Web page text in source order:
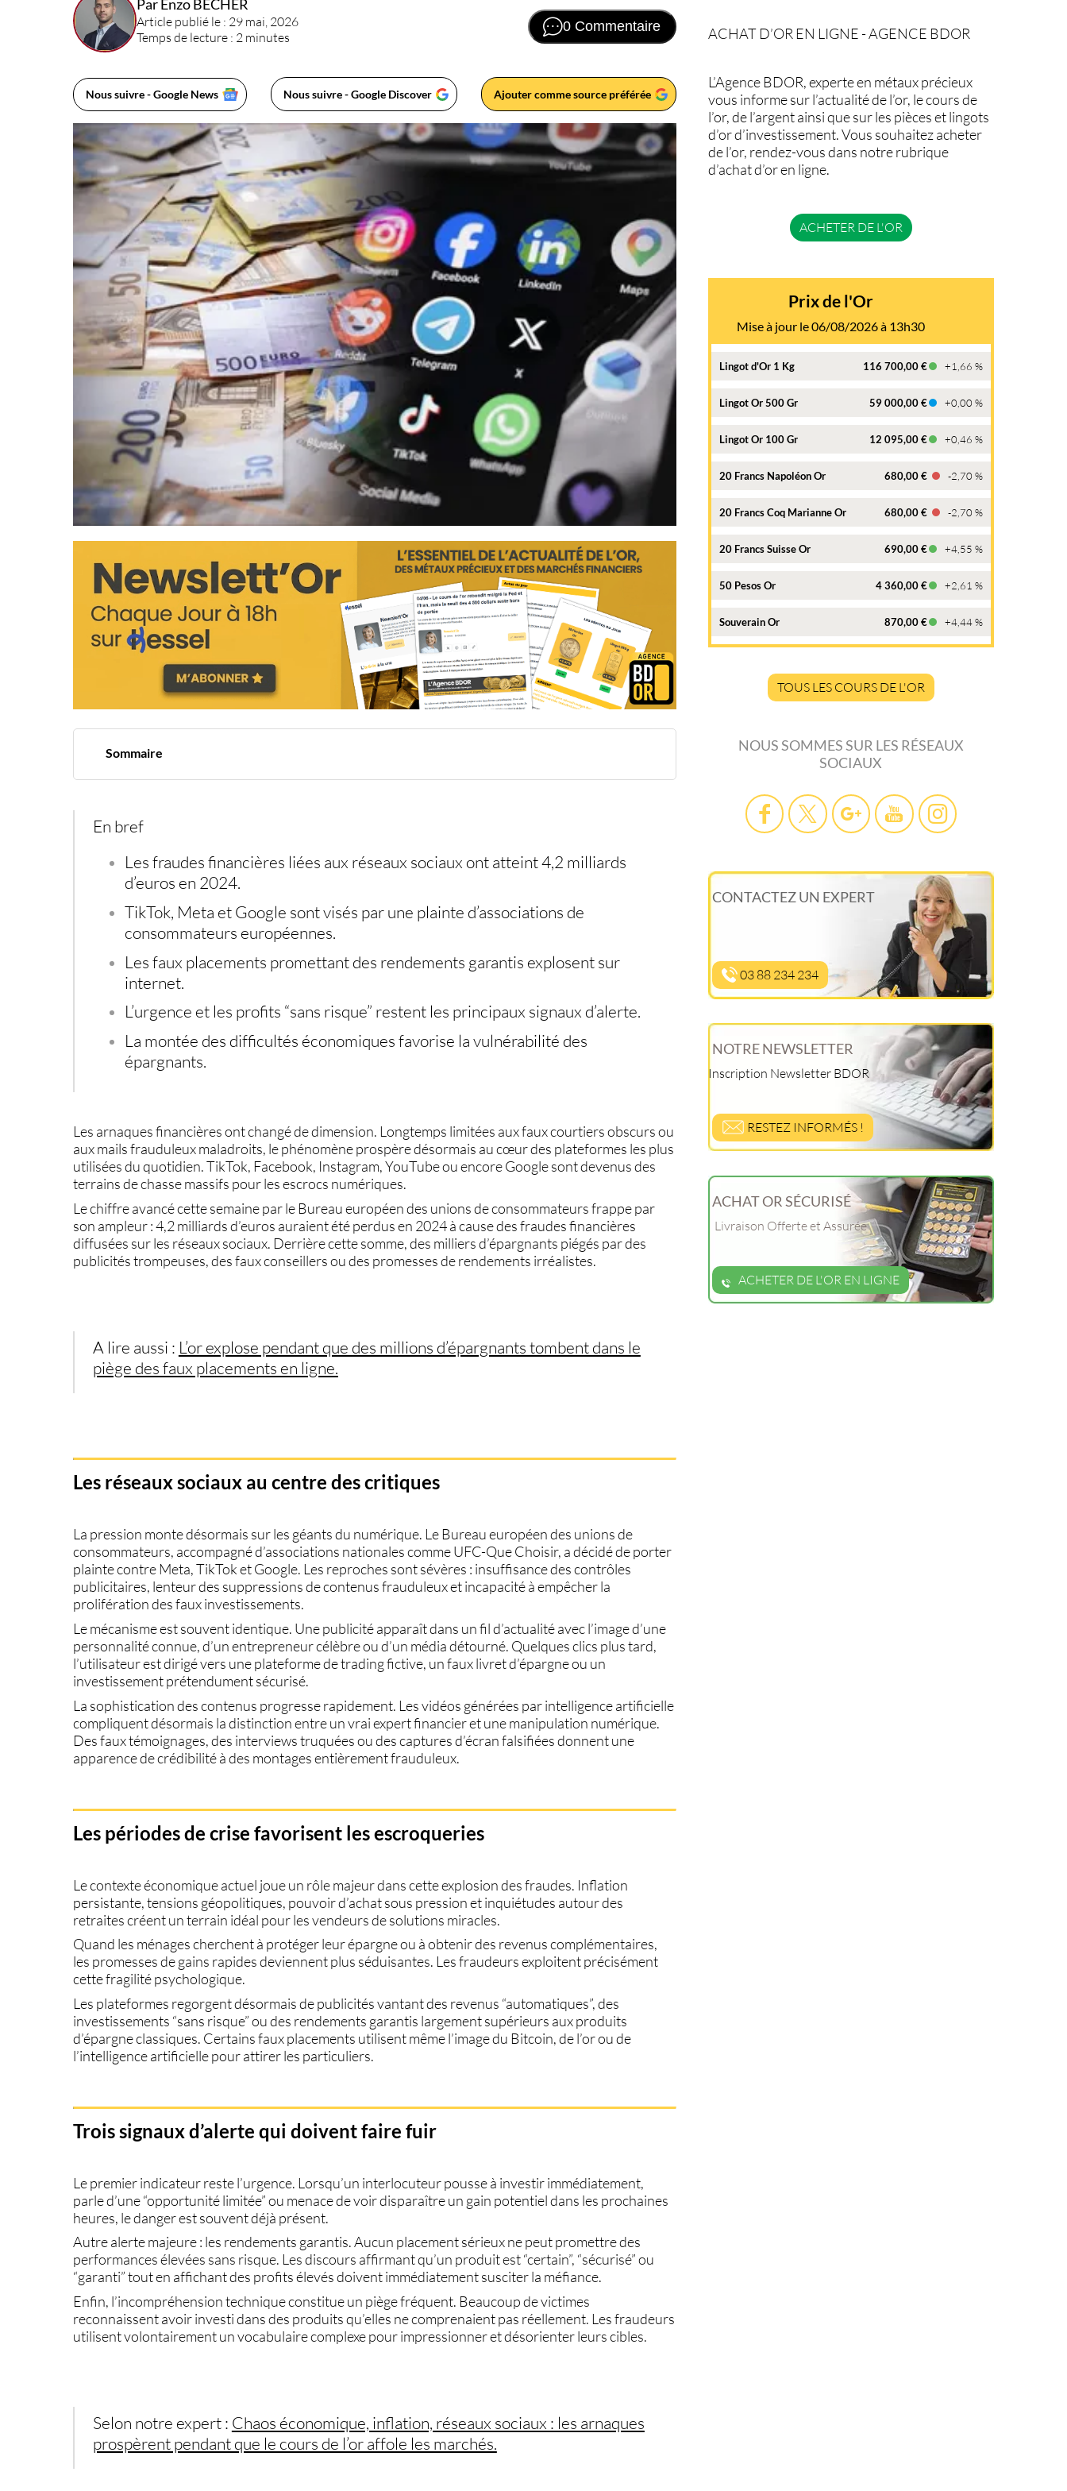
Par Enzo BECHER
Article publié le : 29 mai, 2026
Temps de lecture : 2 minutes
0 Commentaire
Nous suivre - Google News Nous suivre - Google Discover Ajouter comme source préférée
Sommaire
Une bataille devenue politique et économique
En bref
Les fraudes financières liées aux réseaux sociaux ont atteint 4,2 milliards
d’euros en 2024.
TikTok, Meta et Google sont visés par une plainte d’associations de
consommateurs européennes.
Les faux placements promettant des rendements garantis explosent sur
internet.
L’urgence et les profits “sans risque” restent les principaux signaux d’alerte.
La montée des difficultés économiques favorise la vulnérabilité des
épargnants.
Les arnaques financièresont changé de dimension. Longtemps limitées aux faux courtiers obscurs ou
aux mails frauduleux maladroits, le phénomène prospère désormais au cœur des plateformes les plus
utilisées du quotidien. TikTok, Facebook, Instagram, YouTube ou encore Google sont devenus des
terrains de chasse massifs pour les escrocs numériques.
Le chiffre avancé cette semaine par le Bureau européen des unions de consommateurs frappe par
son ampleur : 4,2 milliards d’euros auraient été perdus en 2024 à cause des fraudes financières
diffusées sur les réseaux sociaux. Derrière cette somme, des milliers d’épargnants piégés par des
publicités trompeuses, des faux conseillers ou des promesses de rendements irréalistes.
A lire aussi : L’or explose pendant que des millions d’épargnants tombent dans le
piège des faux placements en ligne.
Les réseaux sociaux au centre des critiques
La pression monte désormais sur les géants du numérique. Le Bureau européen des unions de
consommateurs, accompagné d’associations nationales comme UFC-Que Choisir, a décidé de porter
plainte contre Meta, TikTok et Google. Les reproches sont sévères : insuffisance des contrôles
publicitaires, lenteur des suppressions de contenus frauduleux et incapacité à empêcher la
prolifération des faux investissements.
Le mécanisme est souvent identique. Une publicité apparaît dans un fil d’actualité avec l’image d’une
personnalité connue, d’un entrepreneur célèbre ou d’un média détourné. Quelques clics plus tard,
l’utilisateur est dirigé vers une plateforme de trading fictive, un faux livret d’épargne ou un
investissement prétendument sécurisé.
La sophistication des contenus progresse rapidement. Les vidéos générées par intelligence artificielle
compliquent désormais la distinction entre un vrai expert financier et une manipulation numérique.
Des faux témoignages, des interviews truquées ou des captures d’écran falsifiées donnent une
apparence de crédibilité à des montages entièrement frauduleux.
Les périodes de crise favorisent les escroqueries
Le contexte économique actuel joue un rôle majeur dans cette explosion des fraudes. Inflation
persistante, tensions géopolitiques, pouvoir d’achat sous pression et inquiétudes autour des
retraites créent un terrain idéal pour les vendeurs de solutions miracles.
Quand les ménages cherchent à protéger leur épargne ou à obtenir des revenus complémentaires,
les promesses de gains rapides deviennent plus séduisantes. Les fraudeurs exploitent précisément
cette fragilité psychologique.
Les plateformes regorgent désormais de publicités vantant des revenus “automatiques”, des
investissements “sans risque” ou des rendements garantis largement supérieurs aux produits
d’épargne classiques. Certains faux placements utilisent même l’image du Bitcoin, de l’orou de
l’intelligence artificielle pour attirer les particuliers.
Trois signaux d’alerte qui doivent faire fuir
Le premier indicateur reste l’urgence. Lorsqu’un interlocuteur pousse à investir immédiatement,
parle d’une “opportunité limitée” ou menace de voir disparaître un gain potentiel dans les prochaines
heures, le danger est souvent déjà présent.
Autre alerte majeure : les rendements garantis. Aucun placement sérieux ne peut promettre des
performances élevées sans risque. Les discours affirmant qu’un produit est “certain”, “sécurisé” ou
“garanti” tout en affichant des profits élevés doivent immédiatement susciter la méfiance.
Enfin, l’incompréhension technique constitue un piège fréquent. Beaucoup de victimes
reconnaissent avoir investi dans des produits qu’elles ne comprenaient pas réellement. Les fraudeurs
utilisent volontairement un vocabulaire complexe pour impressionner et désorienter leurs cibles.
Selon notre expert : Chaos économique, inflation, réseaux sociaux : les arnaques
prospèrent pendant que le cours de l’or affole les marchés.
ACHAT D’OR EN LIGNE - AGENCE BDOR
L’Agence BDOR, experte en métaux précieux
vous informe sur l’actualité de l’or, le cours de
l’or, de l’argent ainsi que sur les pièces et lingots
d’or d’investissement. Vous souhaitez acheter
de l’or, rendez-vous dans notre rubrique
d’achat d’or en ligne.
ACHETER DE L'OR
Prix de l'Or
Mise à jour le 06/08/2026 à 13h30
Lingot d'Or 1 Kg 116 700,00 € +1,66 %
Lingot Or 500 Gr 59 000,00 € +0,00 %
Lingot Or 100 Gr 12 095,00 € +0,46 %
20 Francs Napoléon Or 680,00 € -2,70 %
20 Francs Coq Marianne Or 680,00 € -2,70 %
20 Francs Suisse Or 690,00 € +4,55 %
50 Pesos Or 4 360,00 € +2,61 %
Souverain Or 870,00 € +4,44 %
TOUS LES COURS DE L'OR
NOUS SOMMES SUR LES RÉSEAUX
SOCIAUX
CONTACTEZ UN EXPERT
03 88 234 234
NOTRE NEWSLETTER
Inscription Newsletter BDOR
RESTEZ INFORMÉS !
ACHAT OR SÉCURISÉ
Livraison Offerte et Assurée
ACHETER DE L'OR EN LIGNE